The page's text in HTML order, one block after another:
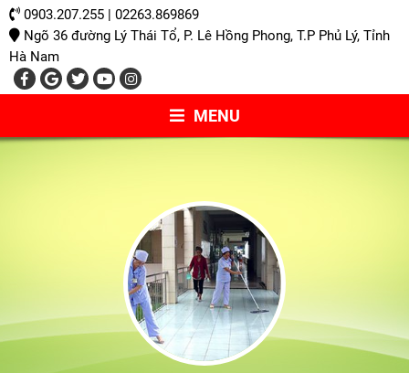
0903.207.255 | 02263.869869
Ngõ 36 đường Lý Thái Tổ, P. Lê Hồng Phong, T.P Phủ Lý, Tỉnh
Hà Nam
MENU